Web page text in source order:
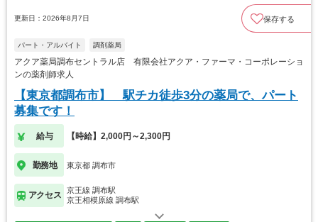
更新日：2026年8月7日 保存する
パート・アルバイト 調剤薬局
アクア薬局調布セントラル店 有限会社アクア・ファーマ・コーポレーショ
ンの薬剤師求人
【東京都調布市】 駅チカ徒歩3分の薬局で、パート
募集です！
給与 【時給】2,000円～2,300円
勤務地 東京都 調布市
アクセス
京王線 調布駅
京王相模原線 調布駅